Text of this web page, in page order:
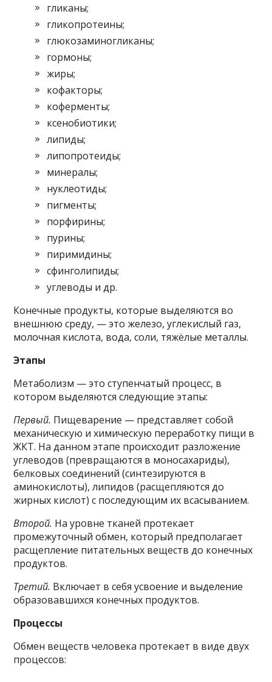
гликаны;
гликопротеины;
глюкозаминогликаны;
гормоны;
жиры;
кофакторы;
коферменты;
ксенобиотики;
липиды;
липопротеиды;
минералы;
нуклеотиды;
пигменты;
порфирины;
пурины;
пиримидины;
сфинголипиды;
углеводы и др.
Конечные продукты, которые выделяются во
внешнюю среду, — это железо, углекислый газ,
молочная кислота, вода, соли, тяжёлые металлы.
Этапы
Метаболизм — это ступенчатый процесс, в
котором выделяются следующие этапы:
Первый. Пищеварение — представляет собой
механическую и химическую переработку пищи в
ЖКТ. На данном этапе происходит разложение
углеводов (превращаются в моносахариды),
белковых соединений (синтезируются в
аминокислоты), липидов (расщепляются до
жирных кислот) с последующим их всасыванием.
Второй. На уровне тканей протекает
промежуточный обмен, который предполагает
расщепление питательных веществ до конечных
продуктов.
Третий. Включает в себя усвоение и выделение
образовавшихся конечных продуктов.
Процессы
Обмен веществ человека протекает в виде двух
процессов: